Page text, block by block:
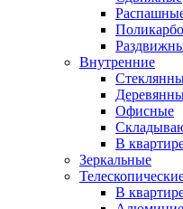
Внутренние
Офисные
В
Зеркальные
В